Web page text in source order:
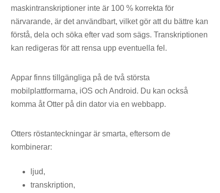
maskintranskriptioner inte är 100 % korrekta för
närvarande, är det användbart, vilket gör att du bättre kan
förstå, dela och söka efter vad som sägs. Transkriptionen
kan redigeras för att rensa upp eventuella fel.
Appar finns tillgängliga på de två största
mobilplattformarna, iOS och Android. Du kan också
komma åt Otter på din dator via en webbapp.
Otters röstanteckningar är smarta, eftersom de
kombinerar:
ljud,
transkription,